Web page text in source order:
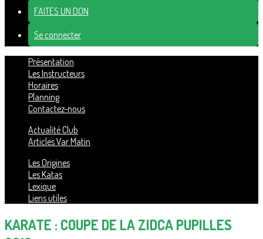
FAITES UN DON
Se connecter
Présentation
Les Instructeurs
Horaires
Planning
Contactez-nous
Actualité Club
Articles Var Matin
Les Origines
Les Katas
Lexique
Liens utiles
KARATE : COUPE DE LA ZIDCA PUPILLES